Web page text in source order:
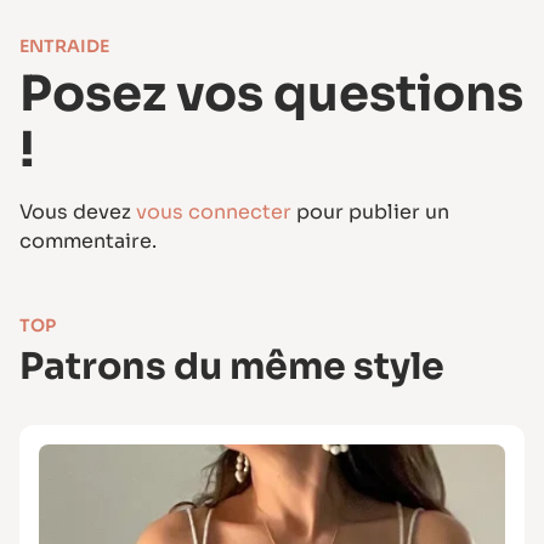
ENTRAIDE
Posez vos questions
!
Vous devezvous connecter pour publier un
commentaire.
TOP
Patrons du même style